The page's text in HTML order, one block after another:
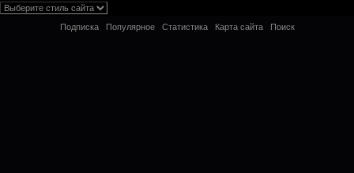
Подписка Популярное Статистика Карта сайта Поиск